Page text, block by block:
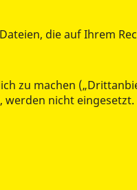
WIR ÜBER
Der ASB
die auf Ihrem
zu machen
werden nicht eingesetzt.